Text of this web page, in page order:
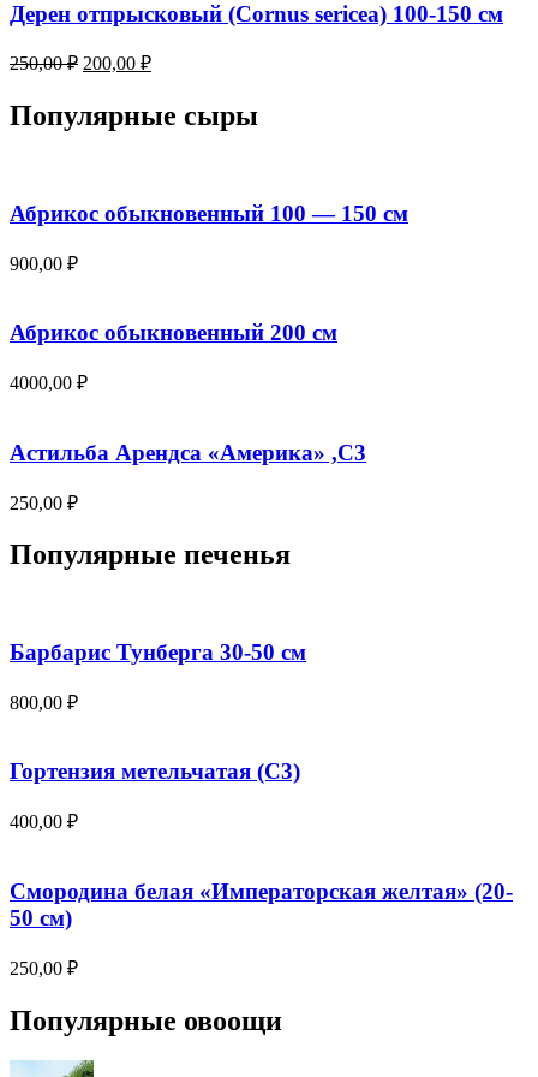
250,00 ₽.
Дерен отпрысковый (Cornus sericea) 100-150 см
250,00₽ Первоначальная
250,00 ₽.
200,00 ₽Текущая
Популярные сыры
Абрикос обыкновенный 100 — 150 см
900,00 ₽
Абрикос обыкновенный 200 см
4000,00 ₽
Астильба Арендса «Америка» ,С3
250,00 ₽
Популярные печенья
Барбарис Тунберга 30-50 см
800,00 ₽
Гортензия метельчатая (С3)
400,00 ₽
Смородина белая «Императорская желтая» (20-
50 см)
250,00 ₽
Популярные овоощи